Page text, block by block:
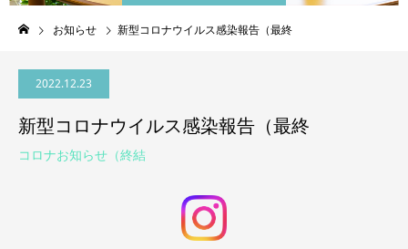
お知らせ 新型コロナウイルス感染報告（最終
2022.12.23
新型コロナウイルス感染報告（最終
コロナお知らせ（終結